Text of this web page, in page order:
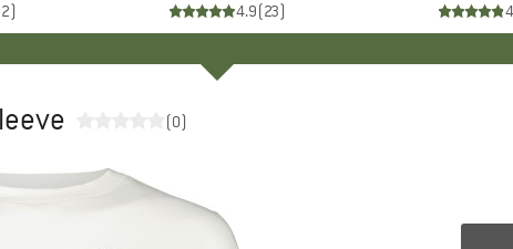
2) 4.9(23)
(0)